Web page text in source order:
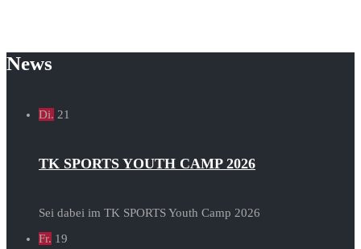
News
Di. 21
TK SPORTS YOUTH CAMP 2026
Sei dabei im TK SPORTS Youth Camp 2026
Fr. 19